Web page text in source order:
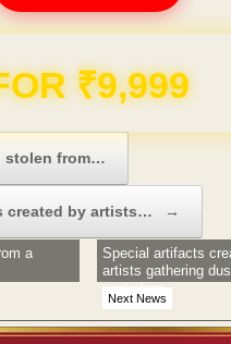
₹9,999
stolen from…
created by artists… →
a
Next News
Special artifacts
artists gathering
workshop